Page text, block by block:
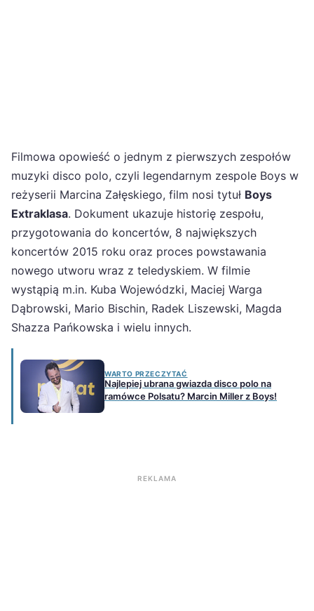
Filmowa opowieść o jednym z pierwszych zespołów
muzyki disco polo, czyli legendarnym zespole Boys w
reżyserii Marcina Załęskiego, film nosi tytuł Boys
Extraklasa. Dokument ukazuje historię zespołu,
przygotowania do koncertów, 8 największych
koncertów 2015 roku oraz proces powstawania
nowego utworu wraz z teledyskiem. W filmie
wystąpią m.in. Kuba Wojewódzki, Maciej Warga
Dąbrowski, Mario Bischin, Radek Liszewski, Magda
Shazza Pańkowska i wielu innych.
WARTO PRZECZYTAĆ
Najlepiej ubrana gwiazda disco polo na
ramówce Polsatu? Marcin Miller z Boys!
REKLAMA